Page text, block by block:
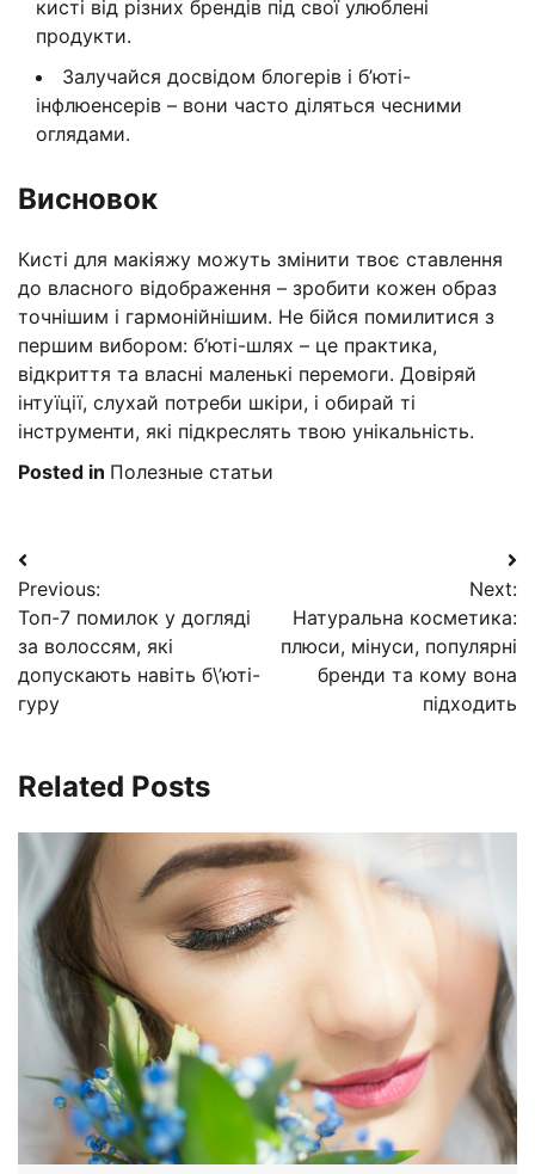
кисті від різних брендів під свої улюблені
продукти.
Залучайся досвідом блогерів і б’юті-
інфлюенсерів – вони часто діляться чесними
оглядами.
Висновок
Кисті для макіяжу можуть змінити твоє ставлення
до власного відображення – зробити кожен образ
точнішим і гармонійнішим. Не бійся помилитися з
першим вибором: б’юті-шлях – це практика,
відкриття та власні маленькі перемоги. Довіряй
інтуїції, слухай потреби шкіри, і обирай ті
інструменти, які підкреслять твою унікальність.
Posted in Полезные статьи
Навигация
по
записям
Previous:
Топ-7 помилок у догляді
за волоссям, які
допускають навіть б\’юті-
гуру
Next:
Натуральна косметика:
плюси, мінуси, популярні
бренди та кому вона
підходить
Related Posts